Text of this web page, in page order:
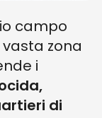
campo
zona
i
di